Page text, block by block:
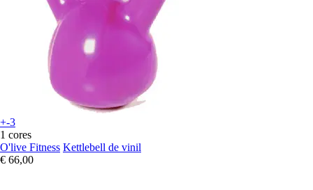
+-3
1 cores
O'live Fitness Kettlebell de vinil
€ 66,00